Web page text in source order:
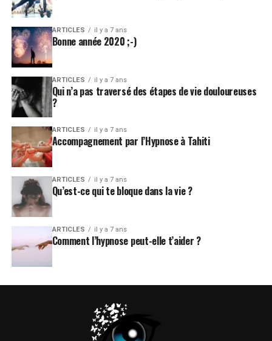
ARTICLES il y a 7 ans
Bonne année 2020 ;-)
ARTICLES il y a 7 ans
Qui n’a pas traversé des étapes de vie douloureuses
?
ARTICLES il y a 7 ans
Accompagnement par l’Hypnose à Tahiti
ARTICLES il y a 7 ans
Qu’est-ce qui te bloque dans la vie ?
ARTICLES il y a 7 ans
Comment l’hypnose peut-elle t’aider ?